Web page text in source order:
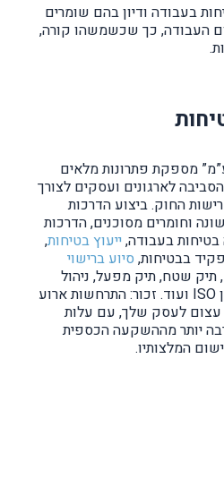
בעבודה ודיון בהם שומרים
העבודה, כך שכשמשהו קורה,
מספקת פתרונות מלאים
לארגונים ועסקים לצורך
החוק. ביצוע הדרכות
וחומרים מסוכנים, הדרכות
בטיחות בעבודה,ייעוץ בטיחות,
בבטיחות, סיוע ברישוי
תיק שטח, תיק מפעל, ניהול
האיכות בארגון לקבלת תקן ISO ועוד. זכור: התרחשות ארוע
עצום לעסק שלך, עם עלות
יותר מההשקעה הכספית
המלצותיו.